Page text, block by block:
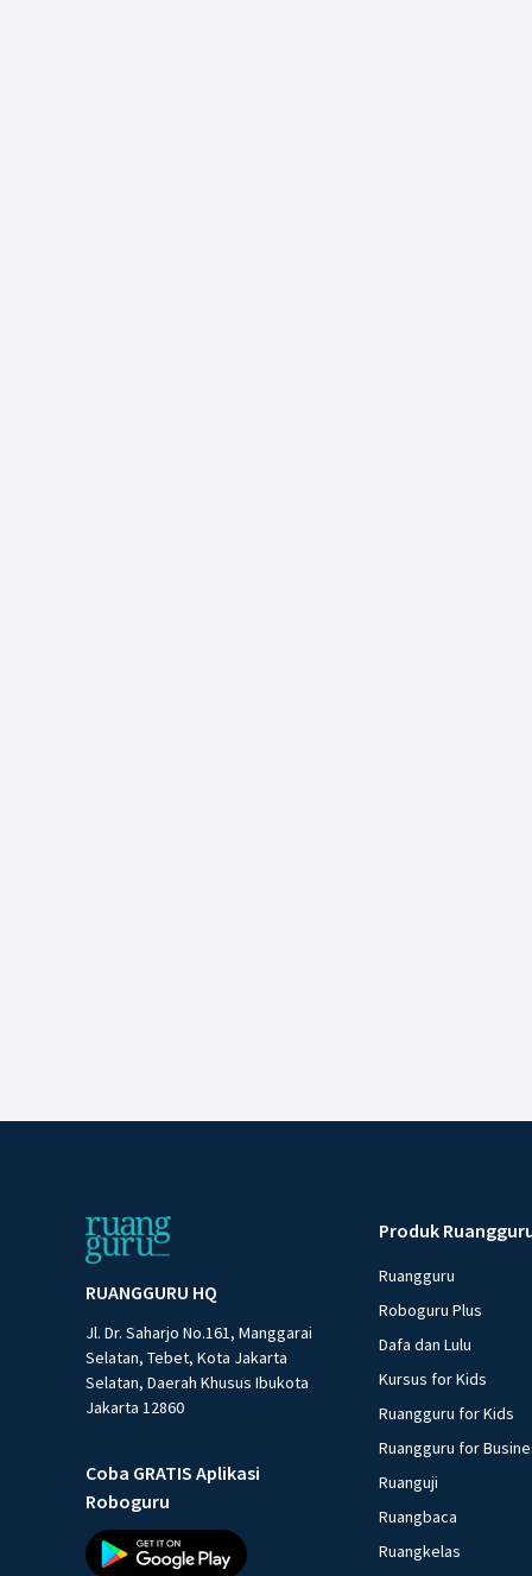
RUANGGURU HQ
Jl. Dr. Saharjo No.161, Manggarai
Selatan, Tebet, Kota Jakarta
Selatan, Daerah Khusus Ibukota
Jakarta 12860
Coba GRATIS Aplikasi
Roboguru
Produk
Ruangguru
Roboguru Plus
Dafa dan Lulu
Kursus for Kids
Ruangguru for Kids
Ruangguru for
Ruanguji
Ruangbaca
Ruangkelas